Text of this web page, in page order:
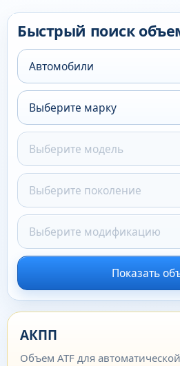
Быстрый поиск
Показать
АКПП
Объем ATF для